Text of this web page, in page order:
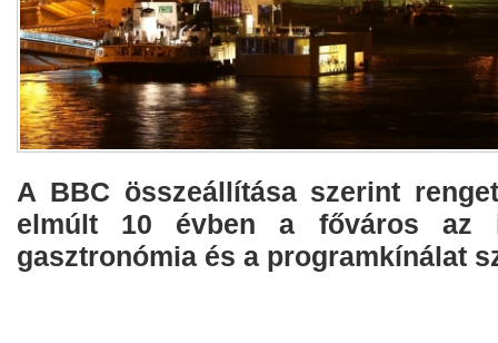
A BBC összeállítása szerint
elmúlt 10 évben a főváros az
gasztronómia és a programkínálat